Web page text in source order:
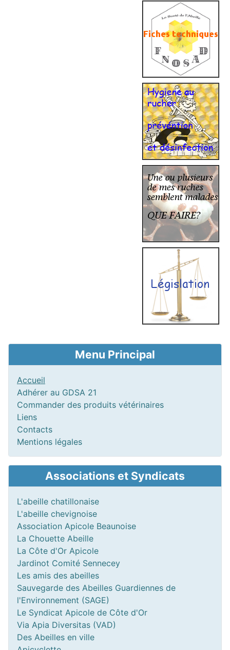
Menu Principal
Accueil
Adhérer au GDSA 21
Commander des produits vétérinaires
Liens
Contacts
Mentions légales
Associations et Syndicats
L'abeille chatillonaise
L'abeille chevignoise
Association Apicole Beaunoise
La Chouette Abeille
La Côte d'Or Apicole
Jardinot Comité Sennecey
Les amis des abeilles
Sauvegarde des Abeilles Guardiennes de
l'Environnement (SAGE)
Le Syndicat Apicole de Côte d'Or
Via Apia Diversitas (VAD)
Des Abeilles en ville